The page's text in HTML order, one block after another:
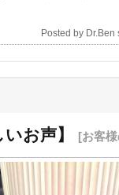
Posted by
いお声】 [お客